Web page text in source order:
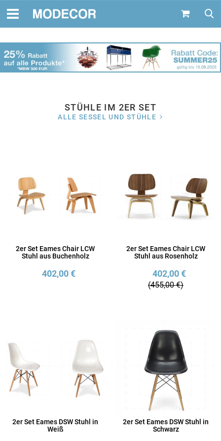
STÜHLE IM 2ER SET
ALLE SESSEL UND STÜHLE
2er Set Eames Chair LCW
Stuhl aus Buchenholz
402,00 €
2er Set Eames Chair LCW
Stuhl aus Rosenholz
402,00 €
(455,00 €)
2er Set Eames DSW Stuhl in
Weiß
2er Set Eames DSW Stuhl in
Schwarz